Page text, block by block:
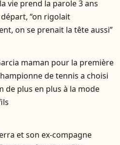
vie prend la parole 3 ans
“on rigolait
on se prenait la tête aussi”
maman pour la première
de tennis a choisi
de plus en plus à la mode
et son ex-compagne